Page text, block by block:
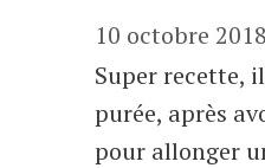
10 octobre
Super recette,
purée, après
pour allonger